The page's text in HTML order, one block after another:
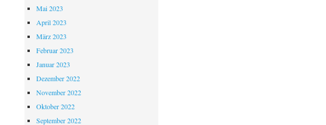
Mai 2023
April 2023
März 2023
Februar 2023
Januar 2023
Dezember 2022
November 2022
Oktober 2022
September 2022